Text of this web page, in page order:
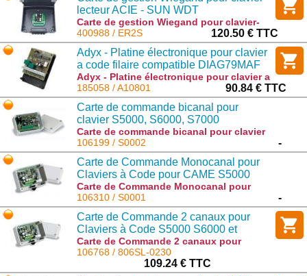
lecteur ACIE - SUN WDT
Carte de gestion Wiegand pour clavier-
lecteur ACIE - SUN WDT : ER2S
400988 / ER2S
120.50 € TTC
Adyx - Platine électronique pour clavier
a code filaire compatible DIAG79MAF
Adyx - Platine électronique pour clavier a
code filaire compatible DIAG79MAF :
A10801
185058 / A10801
90.84 € TTC
Carte de commande bicanal pour
clavier S5000, S6000, S7000
Carte de commande bicanal pour clavier
S5000, S6000, S7000 : S0002
106199 / S0002
-
Carte de Commande Monocanal pour
Claviers à Code pour CAME S5000
S6000 et S7000 (1 code mémorisable)
Carte de Commande Monocanal pour
Claviers à Code pour CAME S5000 S6000
et S7000 (1 code mémorisable) : S0001
106310 / S0001
-
Carte de Commande 2 canaux pour
Claviers à Code S5000 S6000 et
S7000. (S0002M) - 806SL-0370
Carte de Commande 2 canaux pour
Claviers à Code S5000 S6000 et S7000.
(S0002M) - 806SL-0370 : 806SL-0230
106768 / 806SL-0230
109.24 € TTC